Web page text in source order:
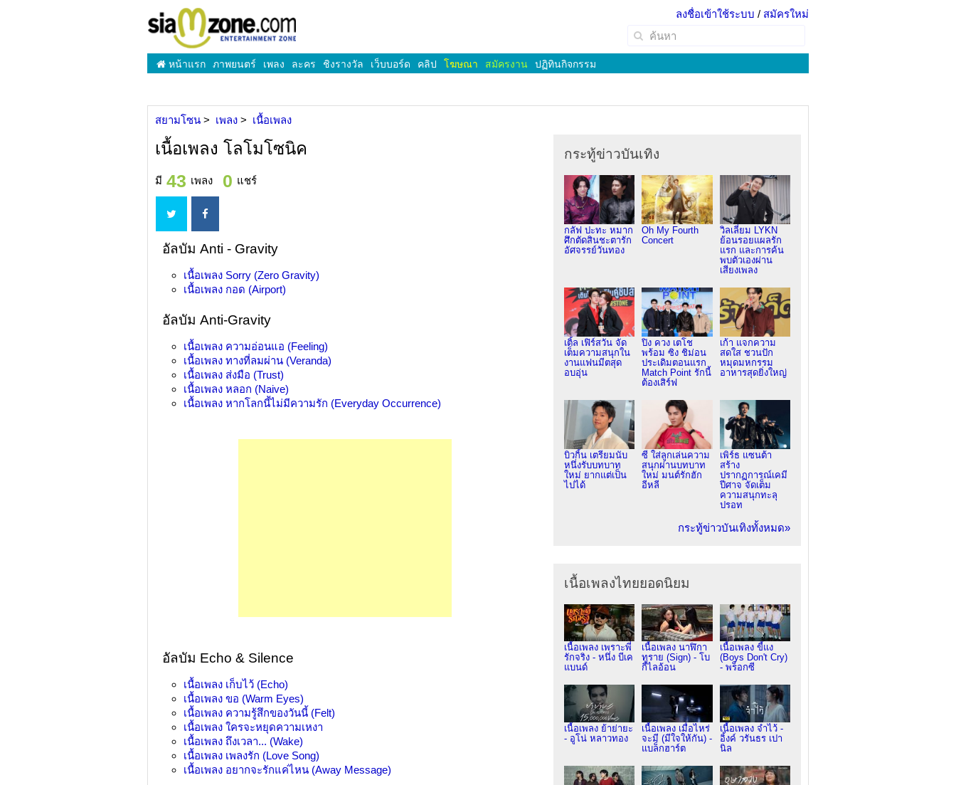
ลงชื่อเข้าใช้ระบบ / สมัครใหม่
หน้าแรก ภาพยนตร์ เพลง ละคร ชิงรางวัล เว็บบอร์ด คลิป โฆษณา สมัครงาน ปฏิทินกิจกรรม
สยามโซน เพลง เนื้อเพลง
เนื้อเพลง โลโมโซนิค
มี 43 เพลง 0 แชร์
อัลบัม Anti - Gravity
เนื้อเพลง Sorry (Zero Gravity)
เนื้อเพลง กอด (Airport)
อัลบัม Anti-Gravity
เนื้อเพลง ความอ่อนแอ (Feeling)
เนื้อเพลง ทางที่ลมผ่าน (Veranda)
เนื้อเพลง ส่งมือ (Trust)
เนื้อเพลง หลอก (Naive)
เนื้อเพลง หากโลกนี้ไม่มีความรัก (Everyday Occurrence)
อัลบัม Echo & Silence
เนื้อเพลง เก็บไว้ (Echo)
เนื้อเพลง ขอ (Warm Eyes)
เนื้อเพลง ความรู้สึกของวันนี้ (Felt)
เนื้อเพลง ใครจะหยุดความเหงา
เนื้อเพลง ถึงเวลา... (Wake)
เนื้อเพลง เพลงรัก (Love Song)
เนื้อเพลง อยากจะรักแค่ไหน (Away Message)
กระทู้ข่าวบันเทิง
กลัฟ ปะทะ หมาก
ศึกตัดสินชะตารัก
อัศจรรย์วันทอง
Oh My Fourth
Concert
วิลเลี่ยม LYKN
ย้อนรอยแผลรัก
แรก และการค้น
พบตัวเองผ่าน
เสียงเพลง
เติ้ล เฟิร์สวัน จัด
เต็มความสนุกใน
งานแฟนมีตสุด
อบอุ่น
ปิง ควง เตโช
พร้อม ซิง ชิม่อน
ประเดิมตอนแรก
Match Point รักนี้
ต้องเสิร์ฟ
เก้า แจกความ
สดใส ชวนปัก
หมุดมหกรรม
อาหารสุดยิ่งใหญ่
บิวกิ้น เตรียมนับ
หนึ่งรับบทบาท
ใหม่ ยากแต่เป็น
ไปได้
ซี ใส่ลูกเล่นความ
สนุกผ่านบทบาท
ใหม่ มนต์รักฮัก
อีหลี
เพิร์ธ แซนต้า
สร้าง
ปรากฏการณ์เคมี
ปีศาจ จัดเต็ม
ความสนุกทะลุ
ปรอท
กระทู้ข่าวบันเทิงทั้งหมด»
เนื้อเพลงไทยยอดนิยม
เนื้อเพลง เพราะพี่
รักจริง - หนึ่ง บีเค
แบนด์
เนื้อเพลง นาฬิกา
ทราย (Sign) - โบ
กี้ไลอ้อน
เนื้อเพลง ขี้แง
(Boys Don't Cry)
- พร็อกซี
เนื้อเพลง ย้าย่ายะ
- อูโน่ หลาวทอง
เนื้อเพลง เมื่อไหร่
จะมี (มีใจให้กัน) -
แบล็กฮาร์ต
เนื้อเพลง จำไว้ -
อิ้งค์ วรันธร เปา
นิล